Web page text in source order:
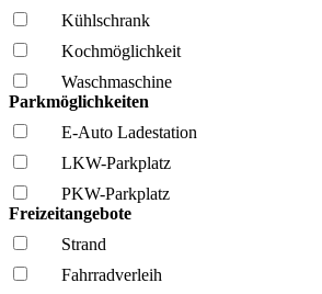
Kühl­schrank
Kochmöglich­keit
Wasch­maschine
Parkmöglichkeiten
E-Auto Ladestation
LKW-Parkplatz
PKW-Parkplatz
Freizeitangebote
Strand
Fahrrad­verleih